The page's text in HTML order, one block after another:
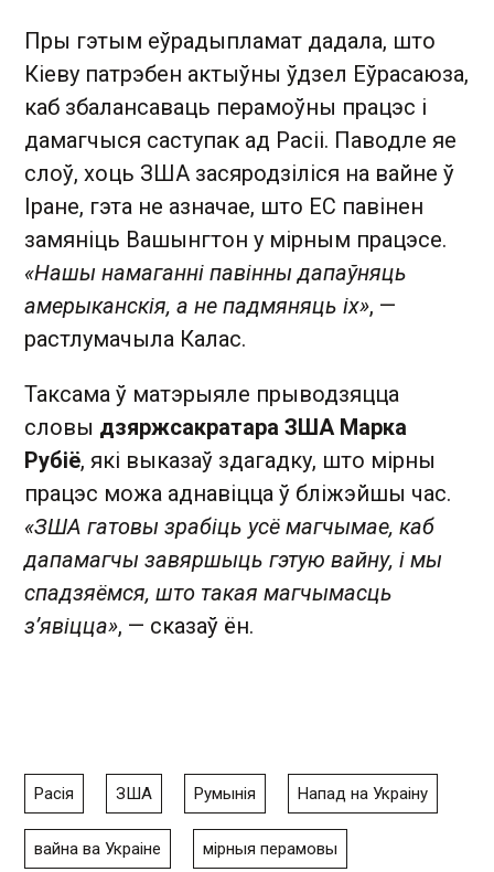
Пры гэтым еўрадыпламат дадала, што
Кіеву патрэбен актыўны ўдзел Еўрасаюза,
каб збалансаваць перамоўны працэс і
дамагчыся саступак ад Расіі. Паводле яе
слоў, хоць ЗША засяродзіліся на вайне ў
Іране, гэта не азначае, што ЕС павінен
замяніць Вашынгтон у мірным працэсе.
«Нашы намаганні павінны дапаўняць
амерыканскія, а не падмяняць іх», —
растлумачыла Калас.
Таксама ў матэрыяле прыводзяцца
словы дзяржсакратара ЗША Марка
Рубіё, які выказаў здагадку, што мірны
працэс можа аднавіцца ў бліжэйшы час.
«ЗША гатовы зрабіць усё магчымае, каб
дапамагчы завяршыць гэтую вайну, і мы
спадзяёмся, што такая магчымасць
з’явіцца», — сказаў ён.
Расія ЗША Румынія Напад на Украіну
вайна ва Украіне мірныя перамовы